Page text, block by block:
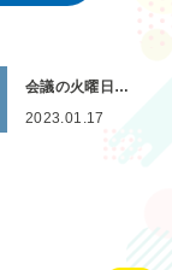
会議の火曜日…
2023.01.17